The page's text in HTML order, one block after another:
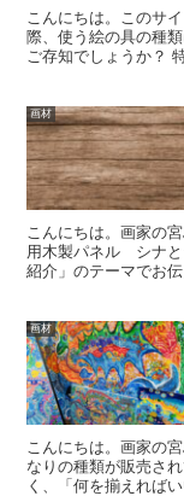
こんにちは。このサ
際、使う絵の具の種
ご存知でしょうか？
画材
こんにちは。画家の
用木製パネル シナと
紹介」のテーマでお
画材
こんにちは。画家の
なりの種類が販売さ
く、「何を揃えれば